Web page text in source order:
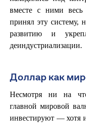
вместе с ними весь
принял эту систему,
развитию и
деиндустриализации.
Доллар как
Несмотря ни на
главной мировой
инвестируют — хотя